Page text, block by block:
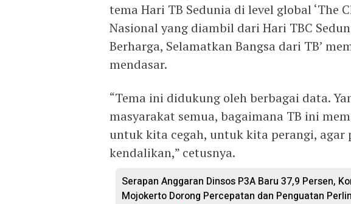
tema Hari TB Sedunia di level global ‘The
Nasional yang diambil dari Hari TBC
Berharga, Selamatkan Bangsa dari TB’
mendasar.
“Tema ini didukung oleh berbagai data.
masyarakat semua, bagaimana TB ini
untuk kita cegah, untuk kita perangi, agar
kendalikan,” cetusnya.
Serapan Anggaran Dinsos P3A Baru 37,9 Persen,
Mojokerto Dorong Percepatan dan Penguatan